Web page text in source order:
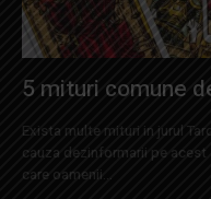
5 mituri comune
Exista multe mituri in jurul
cauza dezinformarii pe
care oamenii...